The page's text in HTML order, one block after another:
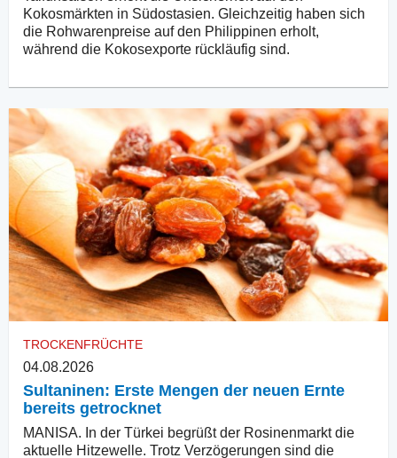
Kokosmärkten in Südostasien. Gleichzeitig haben sich
die Rohwarenpreise auf den Philippinen erholt,
während die Kokosexporte rückläufig sind.
TROCKENFRÜCHTE
04.08.2026
Sultaninen: Erste Mengen der neuen Ernte
bereits getrocknet
MANISA. In der Türkei begrüßt der Rosinenmarkt die
aktuelle Hitzewelle. Trotz Verzögerungen sind die